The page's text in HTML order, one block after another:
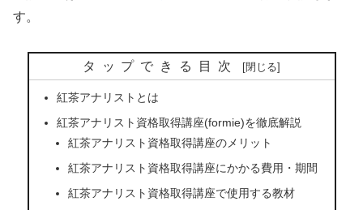
す。
タップできる目次
紅茶アナリストとは
紅茶アナリスト資格取得講座(formie)を徹底解説
紅茶アナリスト資格取得講座のメリット
紅茶アナリスト資格取得講座にかかる費用・期間
紅茶アナリスト資格取得講座で使用する教材